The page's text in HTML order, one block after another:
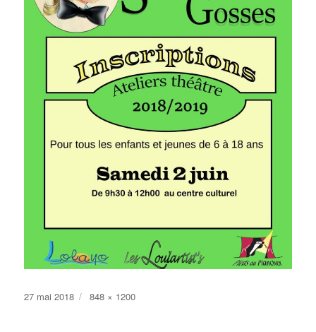
Publié
27 mai 2018
Taille
848 × 1200